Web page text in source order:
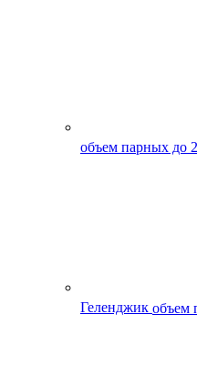
объем парных до
Геленджик объем